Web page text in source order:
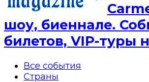
шоу, биеннале.
билетов, VIP-туры
Все события
Страны